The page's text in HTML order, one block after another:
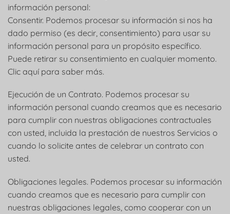
información personal:
Consentir. Podemos procesar su información si nos ha
dado permiso (es decir, consentimiento) para usar su
información personal para un propósito específico.
Puede retirar su consentimiento en cualquier momento.
Clic aquí para saber más.
Ejecución de un Contrato. Podemos procesar su
información personal cuando creamos que es necesario
para cumplir con nuestras obligaciones contractuales
con usted, incluida la prestación de nuestros Servicios o
cuando lo solicite antes de celebrar un contrato con
usted.
Obligaciones legales. Podemos procesar su información
cuando creamos que es necesario para cumplir con
nuestras obligaciones legales, como cooperar con un